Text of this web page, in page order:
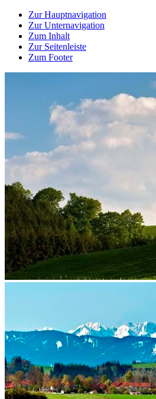
Zur Hauptnavigation
Zur Unternavigation
Zum Inhalt
Zur Seitenleiste
Zum Footer